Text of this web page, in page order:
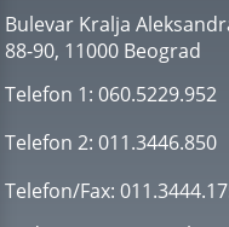
Bulevar Kralja
88-90, 11000 Beograd
Telefon 1: 060.5229.952
Telefon 2: 011.3446.850
Telefon/Fax: